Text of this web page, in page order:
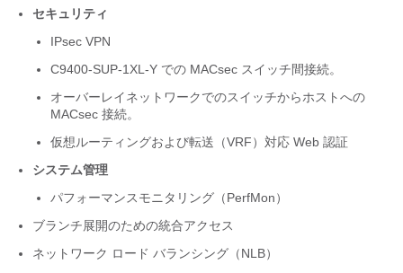
セキュリティ
IPsec VPN
C9400-SUP-1XL-Y での MACsec スイッチ間接続。
オーバーレイネットワークでのスイッチからホストへの
MACsec 接続。
仮想ルーティングおよび転送（VRF）対応 Web 認証
システム管理
パフォーマンスモニタリング（PerfMon）
ブランチ展開のための統合アクセス
ネットワーク ロード バランシング（NLB）